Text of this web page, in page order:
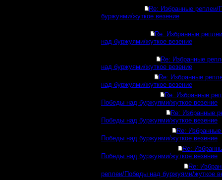
Re: Избранные реплеи/
буржуями/жуткое везение
Re: Избранные
над буржуями/жуткое везение
Re: Избранные
над буржуями/жуткое везение
Re: Избранные
над буржуями/жуткое везение
Re: Избранные
Победы над буржуями/жуткое везение
Re: Избранные
Победы над буржуями/жуткое везение
Re:
Победы над буржуями/жуткое везение
Re:
Победы над буржуями/жуткое везение
Re:
реплеи/Победы над буржуями/жуткое